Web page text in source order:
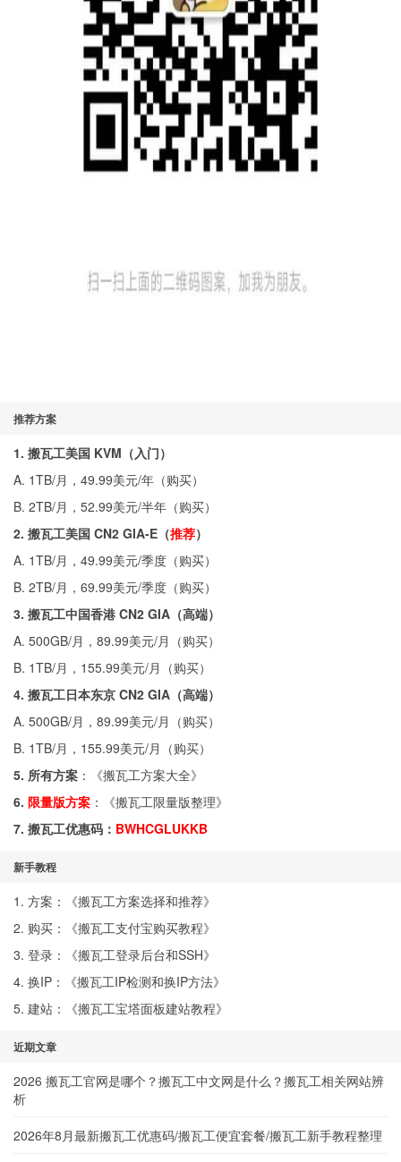
推荐方案
1. 搬瓦工美国 KVM（入门）
A. 1TB/月，49.99美元/年（购买）
B. 2TB/月，52.99美元/半年（购买）
2. 搬瓦工美国 CN2 GIA-E（推荐）
A. 1TB/月，49.99美元/季度（购买）
B. 2TB/月，69.99美元/季度（购买）
3. 搬瓦工中国香港 CN2 GIA（高端）
A. 500GB/月，89.99美元/月（购买）
B. 1TB/月，155.99美元/月（购买）
4. 搬瓦工日本东京 CN2 GIA（高端）
A. 500GB/月，89.99美元/月（购买）
B. 1TB/月，155.99美元/月（购买）
5. 所有方案 ：《搬瓦工方案大全》
6. 限量版方案 ：《搬瓦工限量版整理》
7. 搬瓦工优惠码： BWHCGLUKKB
新手教程
1. 方案：《搬瓦工方案选择和推荐》
2. 购买：《搬瓦工支付宝购买教程》
3. 登录：《搬瓦工登录后台和SSH》
4. 换IP：《搬瓦工IP检测和换IP方法》
5. 建站：《搬瓦工宝塔面板建站教程》
近期文章
2026 搬瓦工官网是哪个？搬瓦工中文网是什么？搬瓦工相关网站辨
析
2026年8月最新搬瓦工优惠码/搬瓦工便宜套餐/搬瓦工新手教程整理